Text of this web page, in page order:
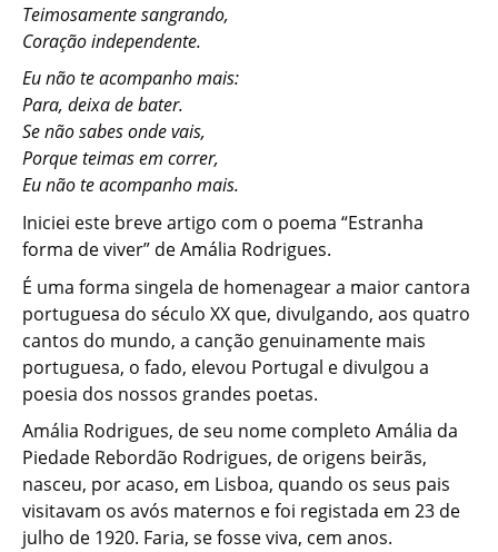
Teimosamente sangrando,
Coração independente.
Eu não te acompanho mais:
Para, deixa de bater.
Se não sabes onde vais,
Porque teimas em correr,
Eu não te acompanho mais.
Iniciei este breve artigo com o poema “Estranha
forma de viver” de Amália Rodrigues.
É uma forma singela de homenagear a maior cantora
portuguesa do século XX que, divulgando, aos quatro
cantos do mundo, a canção genuinamente mais
portuguesa, o fado, elevou Portugal e divulgou a
poesia dos nossos grandes poetas.
Amália Rodrigues, de seu nome completo Amália da
Piedade Rebordão Rodrigues, de origens beirãs,
nasceu, por acaso, em Lisboa, quando os seus pais
visitavam os avós maternos e foi registada em 23 de
julho de 1920. Faria, se fosse viva, cem anos.